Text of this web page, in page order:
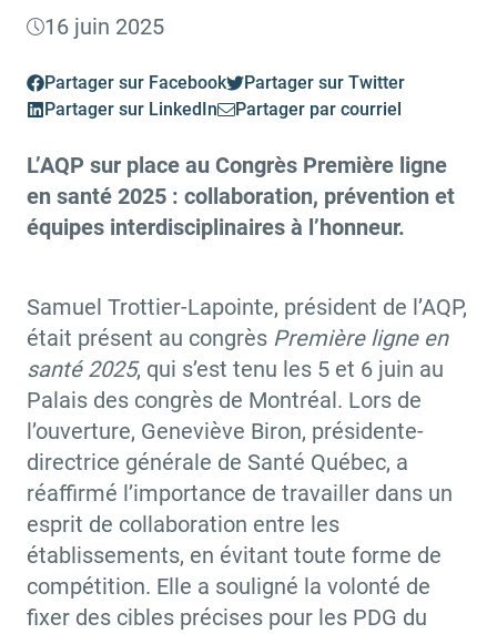
16 juin 2025
Partager sur Facebook
Partager sur Twitter
Partager sur LinkedIn
Partager par courriel
L’AQP sur place au Congrès Première ligne
en santé 2025 : collaboration, prévention et
équipes interdisciplinaires à l’honneur.
Samuel Trottier-Lapointe, président de l’AQP,
était présent au congrès Première ligne en
santé 2025, qui s’est tenu les 5 et 6 juin au
Palais des congrès de Montréal. Lors de
l’ouverture, Geneviève Biron, présidente-
directrice générale de Santé Québec, a
réaffirmé l’importance de travailler dans un
esprit de collaboration entre les
établissements, en évitant toute forme de
compétition. Elle a souligné la volonté de
fixer des cibles précises pour les PDG du